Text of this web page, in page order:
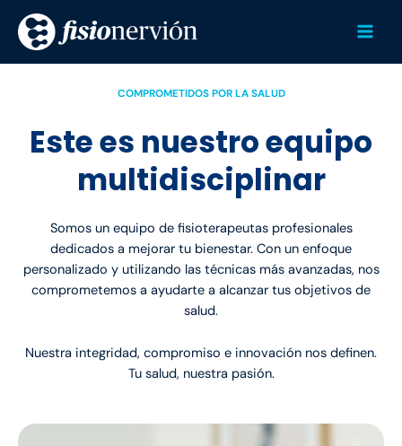
contenido
COMPROMETIDOS POR LA SALUD
Este es nuestro equipo
multidisciplinar
Somos un equipo de fisioterapeutas profesionales
dedicados a mejorar tu bienestar. Con un enfoque
personalizado y utilizando las técnicas más avanzadas, nos
comprometemos a ayudarte a alcanzar tus objetivos de
salud.
Nuestra integridad, compromiso e innovación nos definen.
Tu salud, nuestra pasión.